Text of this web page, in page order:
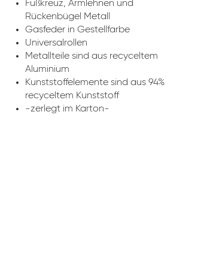
Fußkreuz, Armlehnen und
Rückenbügel Metall
Gasfeder in Gestellfarbe
Universalrollen
Metallteile sind aus recyceltem
Aluminium
Kunststoffelemente sind aus 94%
recyceltem Kunststoff
-zerlegt im Karton-